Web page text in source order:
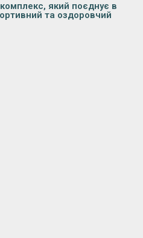
який поєднує в
та оздоровчий